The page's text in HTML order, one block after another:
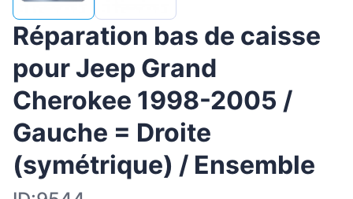
Réparation bas de caisse
pour Jeep Grand
Cherokee 1998-2005 /
Gauche = Droite
(symétrique) / Ensemble